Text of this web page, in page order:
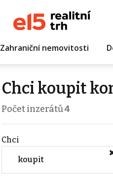
Zahraniční nemovitosti
Chci koupit
Počet inzerátů4
Chci
koupit